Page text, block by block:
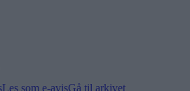
Les som e-avisGå til arkivet